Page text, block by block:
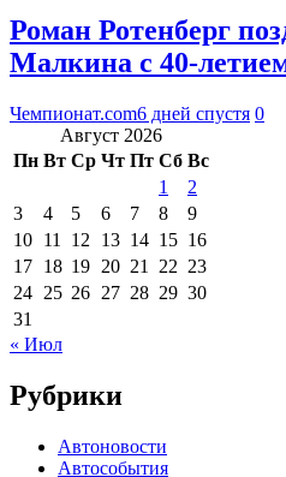
Роман Ротенберг
Малкина с 40-
Чемпионат.com6 дней спустя 0
Август 2026
Пн Вт Ср Чт Пт Сб Вс
1
2
3
4 5 6 7 8
9
10 11 12 13 14 15 16
17 18 19 20 21 22 23
24 25 26 27 28 29 30
31
« Июл
Рубрики
Автоновости
Автособытия